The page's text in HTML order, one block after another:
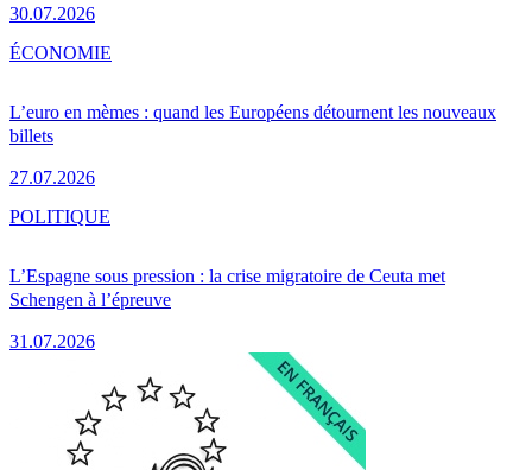
30.07.2026
L’euro en mèmes : quand les Européens détournent les nouveaux
billets
27.07.2026
ÉCONOMIE
L’Espagne sous pression : la crise migratoire de Ceuta met
Schengen à l’épreuve
31.07.2026
POLITIQUE